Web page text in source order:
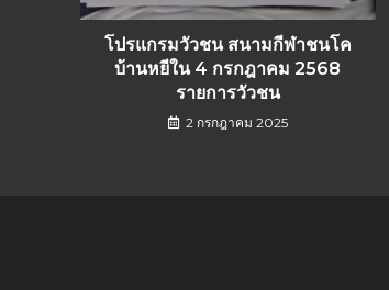
โปรแกรมวัวชน สนามกีฬาชนโค
บ้านหยีใน 4 กรกฎาคม 2568
รายการวัวชน
2 กรกฎาคม 2025